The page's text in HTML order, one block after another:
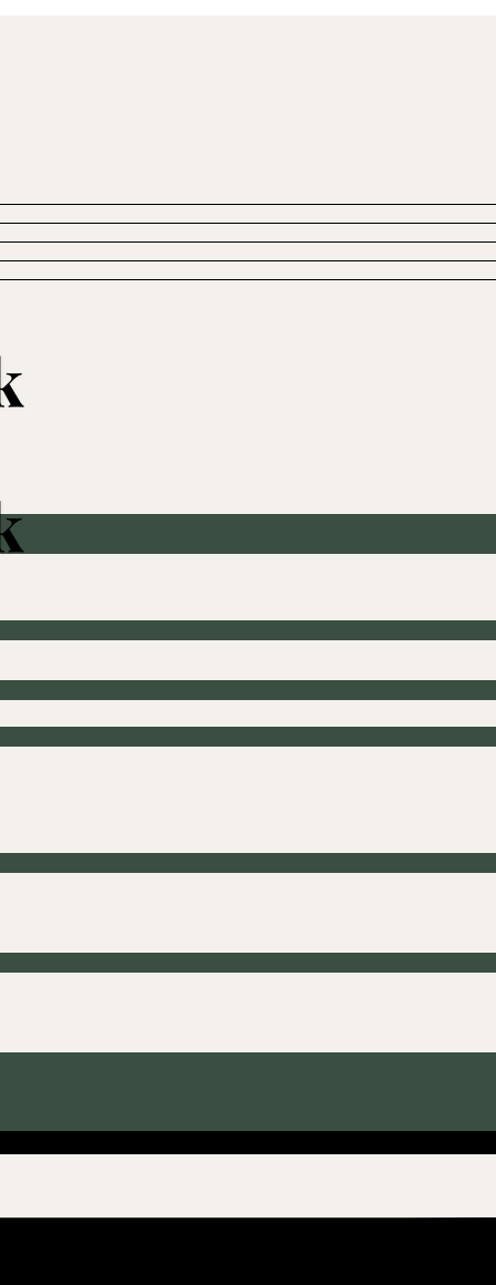
ud til alle vores dejlige kunder, og vi vil i den forbindelse,
bredt publikum og brugere. Vores handicapcykel bruges både til